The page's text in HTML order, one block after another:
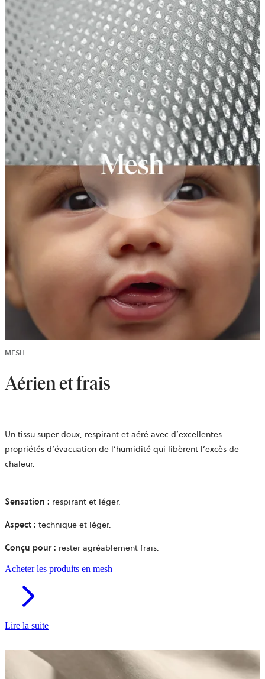
MESH
Aérien et frais
Un tissu super doux, respirant et aéré avec d’excellentes
propriétés d’évacuation de l’humidité qui libèrent l’excès de
chaleur.
Sensation : respirant et léger.
Aspect : technique et léger.
Conçu pour : rester agréablement frais.
Acheter les produits en mesh
Lire la suite